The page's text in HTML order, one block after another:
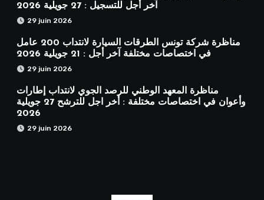
آخر أجل للتسجيل : 27 جويلية 2026
29 juin 2026
مناظرة شركة تونس الطرقات السيارة لانتداب 200 عامل
في اختصاصات مختلفة آخر أجل : 21 جويلية 2026
29 juin 2026
مناظرة المعهد الوطني للرصد الجوي لانتداب إطارات
وأعوان في اختصاصات مختلفة : أخر اجل للترشح 27 جويلية
2026
29 juin 2026